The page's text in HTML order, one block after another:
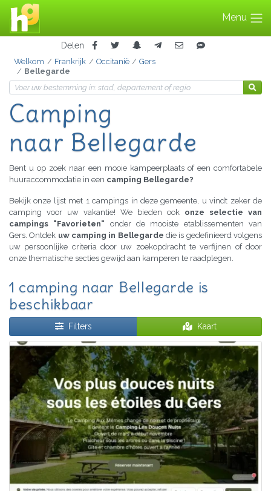
Menu
Delen
Welkom Frankrijk Occitanië
Gers
Bellegarde
Camping
naar Bellegarde
Bent u op zoek naar een mooie kampeerplaats of een comfortabele
huuraccommodatie in een camping Bellegarde?
Bekijk onze lijst met 1 campings in deze gemeente, u vindt zeker de
camping voor uw vakantie! We bieden ook onze selectie van
campings "Favorieten" onder de mooiste etablissementen van
Gers. Ontdek uw camping in Bellegarde die is gedefinieerd volgens
uw persoonlijke criteria door uw zoekopdracht te verfijnen of door
onze thematische secties gewijd aan kamperen te raadplegen.
1 camping naar Bellegarde is
beschikbaar
Filters Kaart